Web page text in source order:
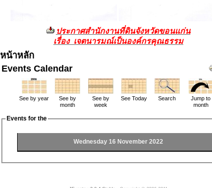
ประกาศสำนักงานที่ดินจังหวัดขอนแก่น
เรื่อง เจตนารมณ์เป็นองค์กรคุณธรรม
หน้าหลัก
Events Calendar
See by year
See by
month
See by
week
See Today Search
Jump to
month
Events for the
Wednesday 16 November 2022